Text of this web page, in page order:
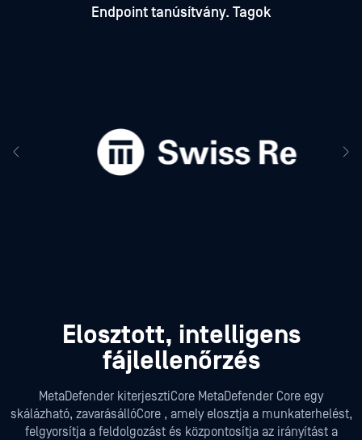
Endpoint tanúsítvány. Tagok
Elosztott, intelligens
fájlellenőrzés
MetaDefender kiterjesztiCore MetaDefender Core egy
skálázható, zavarásállóCore , amely elosztja a munkaterhelést,
felgyorsítja a feldolgozást és központosítja az irányítást a